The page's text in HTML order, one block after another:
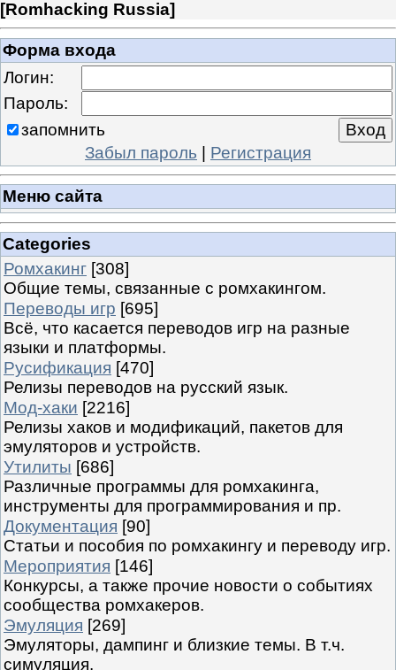
[Romhacking Russia]
Форма входа
Логин:
Пароль:
запомнить
Забыл пароль | Регистрация
Меню сайта
Categories
Ромхакинг [308]
Общие темы, связанные с ромхакингом.
Переводы игр [695]
Всё, что касается переводов игр на разные
языки и платформы.
Русификация [470]
Релизы переводов на русский язык.
Мод-хаки [2216]
Релизы хаков и модификаций, пакетов для
эмуляторов и устройств.
Утилиты [686]
Различные программы для ромхакинга,
инструменты для программирования и пр.
Документация [90]
Статьи и пособия по ромхакингу и переводу игр.
Мероприятия [146]
Конкурсы, а также прочие новости о событиях
сообщества ромхакеров.
Эмуляция [269]
Эмуляторы, дампинг и близкие темы. В т.ч.
симуляция.